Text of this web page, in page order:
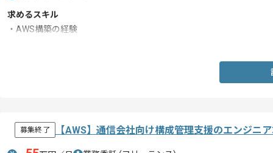
求めるスキル
・AWS構築の経験
募集終了 【AWS】通信会社向け構成管理支援のエンジニ